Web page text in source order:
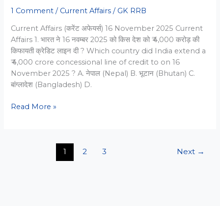
1 Comment / Current Affairs / GK RRB
Current Affairs (करेंट अफेयर्स) 16 November 2025 Current
Affairs 1. भारत ने 16 नवम्बर 2025 को किस देश को ₹ 4,000 करोड़ की
किफायती क्रेडिट लाइन दी ? Which country did India extend a
₹ 4,000 crore concessional line of credit to on 16
November 2025 ? A. नेपाल (Nepal) B. भूटान (Bhutan) C.
बांग्लादेश (Bangladesh) D.
16
Read More »
1 2 3 Next →